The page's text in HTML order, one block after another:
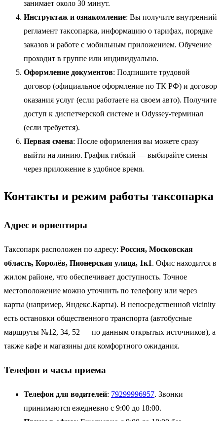
занимает около 30 минут.
Инструктаж и ознакомление: Вы получите внутренний
регламент таксопарка, информацию о тарифах, порядке
заказов и работе с мобильным приложением. Обучение
проходит в группе или индивидуально.
Оформление документов: Подпишите трудовой
договор (официальное оформление по ТК РФ) и договор
оказания услуг (если работаете на своем авто). Получите
доступ к диспетчерской системе и Odyssey-терминал
(если требуется).
Первая смена: После оформления вы можете сразу
выйти на линию. График гибкий — выбирайте смены
через приложение в удобное время.
Контакты и режим работы таксопарка
Адрес и ориентиры
Таксопарк расположен по адресу: Россия, Московская
область, Королёв, Пионерская улица, 1к1. Офис находится в
жилом районе, что обеспечивает доступность. Точное
местоположение можно уточнить по телефону или через
карты (например, Яндекс.Карты). В непосредственной vicinity
есть остановки общественного транспорта (автобусные
маршруты №12, 34, 52 — по данным открытых источников), а
также кафе и магазины для комфортного ожидания.
Телефон и часы приема
Телефон для водителей: 79299996957. Звонки
принимаются ежедневно с 9:00 до 18:00.